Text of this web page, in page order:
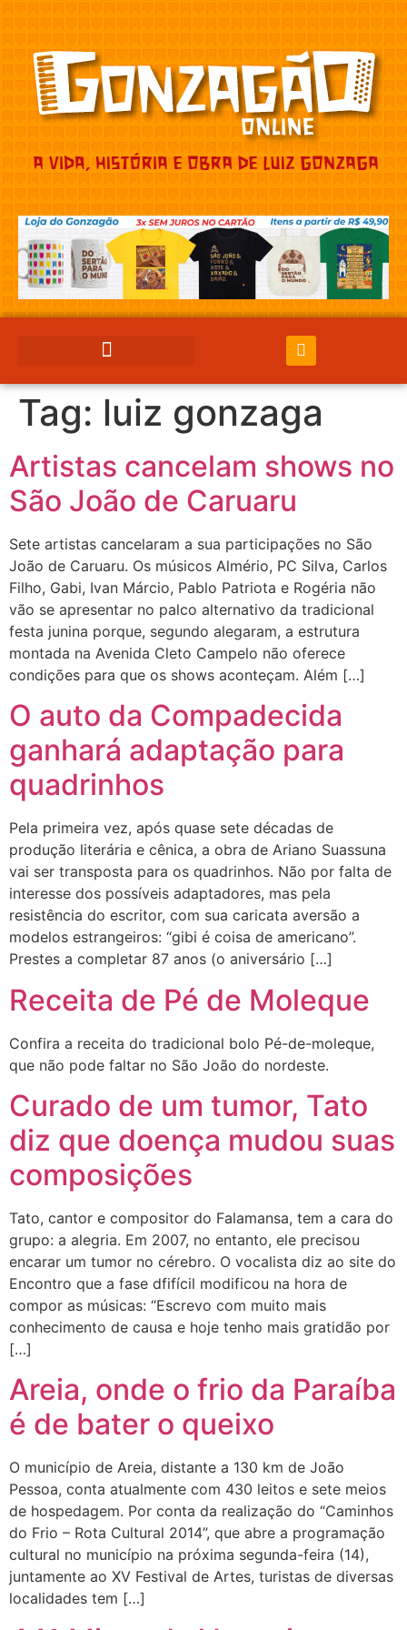
Tag: luiz gonzaga
Artistas cancelam shows no
São João de Caruaru
Sete artistas cancelaram a sua participações no São
João de Caruaru. Os músicos Almério, PC Silva, Carlos
Filho, Gabi, Ivan Márcio, Pablo Patriota e Rogéria não
vão se apresentar no palco alternativo da tradicional
festa junina porque, segundo alegaram, a estrutura
montada na Avenida Cleto Campelo não oferece
condições para que os shows aconteçam. Além […]
O auto da Compadecida
ganhará adaptação para
quadrinhos
Pela primeira vez, após quase sete décadas de
produção literária e cênica, a obra de Ariano Suassuna
vai ser transposta para os quadrinhos. Não por falta de
interesse dos possíveis adaptadores, mas pela
resistência do escritor, com sua caricata aversão a
modelos estrangeiros: “gibi é coisa de americano”.
Prestes a completar 87 anos (o aniversário […]
Receita de Pé de Moleque
Confira a receita do tradicional bolo Pé-de-moleque,
que não pode faltar no São João do nordeste.
Curado de um tumor, Tato
diz que doença mudou suas
composições
Tato, cantor e compositor do Falamansa, tem a cara do
grupo: a alegria. Em 2007, no entanto, ele precisou
encarar um tumor no cérebro. O vocalista diz ao site do
Encontro que a fase dfifícil modificou na hora de
compor as músicas: “Escrevo com muito mais
conhecimento de causa e hoje tenho mais gratidão por
[…]
Areia, onde o frio da Paraíba
é de bater o queixo
O município de Areia, distante a 130 km de João
Pessoa, conta atualmente com 430 leitos e sete meios
de hospedagem. Por conta da realização do “Caminhos
do Frio – Rota Cultural 2014”, que abre a programação
cultural no município na próxima segunda-feira (14),
juntamente ao XV Festival de Artes, turistas de diversas
localidades tem […]